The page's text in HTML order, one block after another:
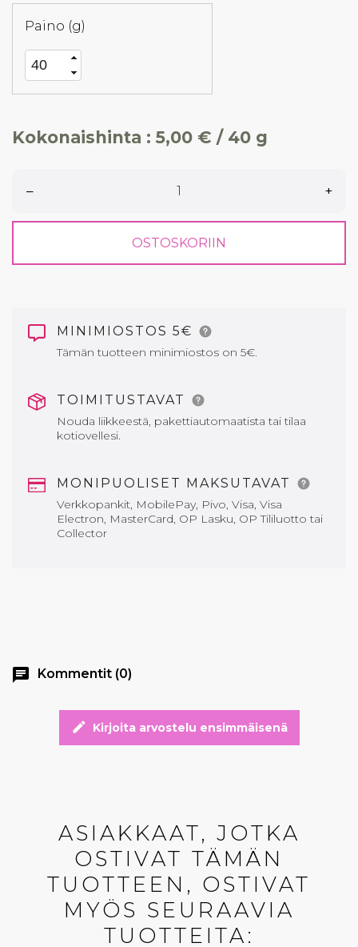
Paino (g)
Kokonaishinta : 5,00 € / 40 g
– +
OSTOSKORIIN
MINIMIOSTOS 5€
Tämän tuotteen minimiostos on 5€.
TOIMITUSTAVAT
Nouda liikkeestä, pakettiautomaatista tai tilaa
kotiovellesi.
MONIPUOLISET MAKSUTAVAT
Verkkopankit, MobilePay, Pivo, Visa, Visa
Electron, MasterCard, OP Lasku, OP Tililuotto tai
Collector
chat Kommentit (0)
edit Kirjoita arvostelu ensimmäisenä
ASIAKKAAT, JOTKA
OSTIVAT TÄMÄN
TUOTTEEN, OSTIVAT
MYÖS SEURAAVIA
TUOTTEITA: